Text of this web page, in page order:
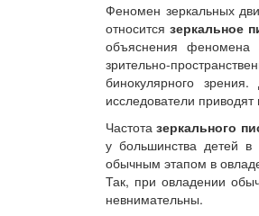
Феномен зеркальных
относится зеркальное
объяснения феномена
зрительно-
бинокулярного
исследователи
Частотазеркального
у большинства детей в
обычным этапом в
Так, при овладении
невнимательны.